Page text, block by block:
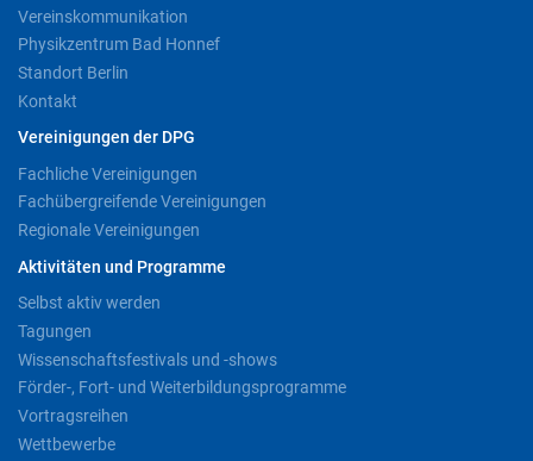
Vereinskommunikation
Physikzentrum Bad Honnef
Standort Berlin
Kontakt
Vereinigungen der DPG
Fachliche Vereinigungen
Fachübergreifende Vereinigungen
Regionale Vereinigungen
Aktivitäten und Programme
Selbst aktiv werden
Tagungen
Wissenschaftsfestivals und -shows
Förder-, Fort- und Weiterbildungsprogramme
Vortragsreihen
Wettbewerbe